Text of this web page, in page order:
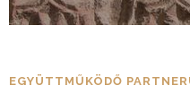
EGYÜTTMŰKÖDŐ